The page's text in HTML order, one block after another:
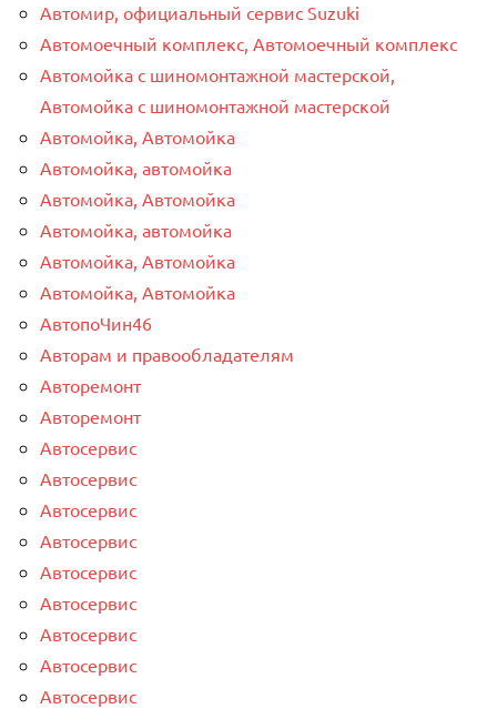
Автомир, официальный сервис Suzuki
Автомоечный комплекс, Автомоечный комплекс
Автомойка с шиномонтажной мастерской,
Автомойка с шиномонтажной мастерской
Автомойка, Автомойка
Автомойка, автомойка
Автомойка, Автомойка
Автомойка, автомойка
Автомойка, Автомойка
Автомойка, Автомойка
АвтопоЧин46
Авторам и правообладателям
Авторемонт
Авторемонт
Автосервис
Автосервис
Автосервис
Автосервис
Автосервис
Автосервис
Автосервис
Автосервис
Автосервис